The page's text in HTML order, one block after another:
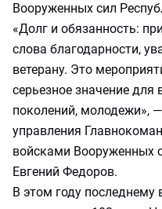
Вооруженных сил
«Долг и обязанность:
слова благодарности,
ветерану. Это
серьезное значение для
поколений, молодежи»,
управления
войсками Вооруженных
Евгений Федоров.
В этом году последнему